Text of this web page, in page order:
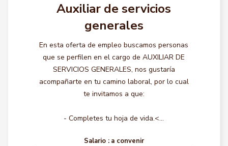
Auxiliar de servicios
generales
En esta oferta de empleo buscamos personas
que se perfilen en el cargo de AUXILIAR DE
SERVICIOS GENERALES, nos gustaría
acompañarte en tu camino laboral, por lo cual
te invitamos a que:
- Completes tu hoja de vida.<...
Salario : a convenir